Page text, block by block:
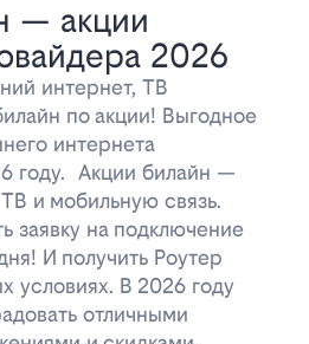
— акции
2026
интернет, ТВ
по акции! Выгодное
интернета
году. Акции билайн —
и мобильную связь.
на подключение
И получить Роутер
условиях. В 2026 году
отличными